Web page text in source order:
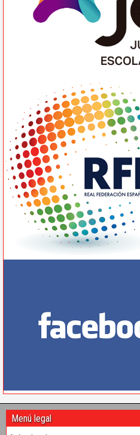
Menú legal